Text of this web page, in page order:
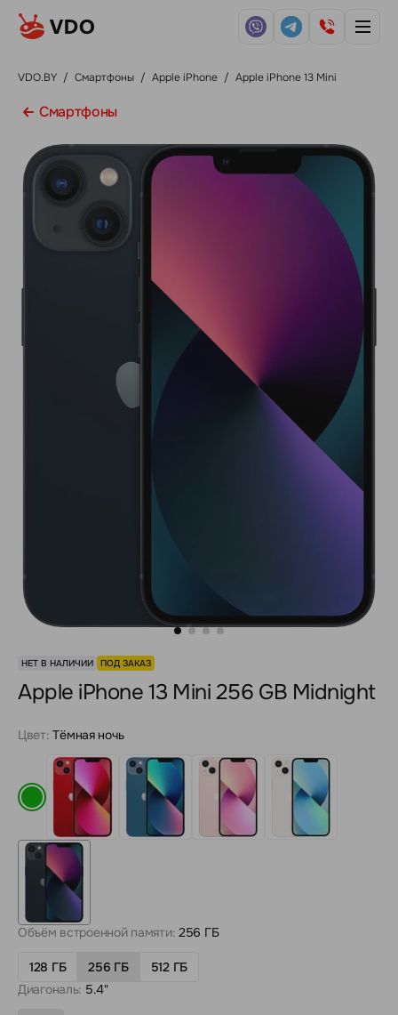
VDO.BY / Смартфоны / Apple iPhone / Apple iPhone 13 Mini
Смартфоны
НЕТ В НАЛИЧИИ ПОД ЗАКАЗ
Apple iPhone 13 Mini 256 GB Midnight
Цвет: Тёмная ночь
Объём встроенной памяти: 256 ГБ
128 ГБ 256 ГБ
512 ГБ
Диагональ: 5.4"